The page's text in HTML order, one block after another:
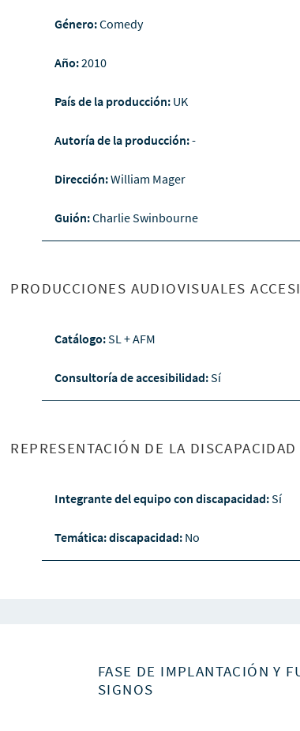
Género:Comedy
Año:2010
País de la producción: UK
Autoría de la producción:-
Dirección:William Mager
Guión:Charlie Swinbourne
PRODUCCIONES AUDIOVISUALES
Catálogo:SL + AFM
Consultoría de accesibilidad:Sí
REPRESENTACIÓN DE LA
Integrante del equipo con discapacidad:Sí
Temática: discapacidad: No
FASE DE IMPLANTACIÓN Y
SIGNOS